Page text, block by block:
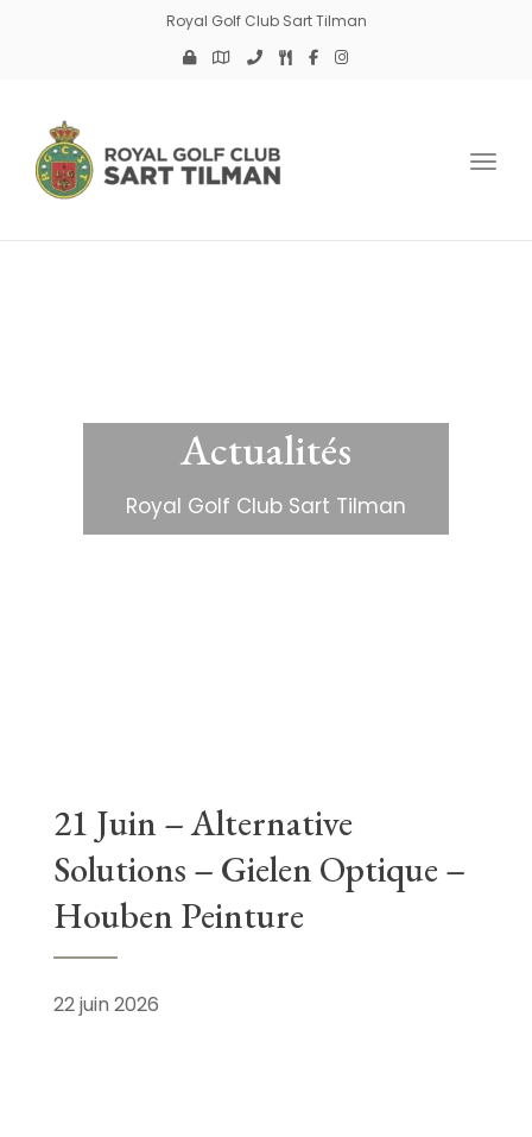
Royal Golf Club Sart Tilman
Actualités
Royal Golf Club Sart Tilman
21 Juin – Alternative
Solutions – Gielen Optique –
Houben Peinture
22 juin 2026